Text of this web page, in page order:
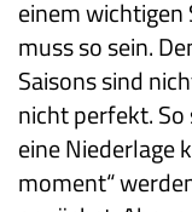
einem
muss so sein.
Saisons sind
nicht perfekt.
eine Niederlage
moment“